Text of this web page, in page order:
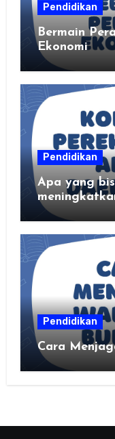
Pendidikan
Bermain
Ekonomi
Pendidikan
Apa yang
daerahku?
Pendidikan
Cara